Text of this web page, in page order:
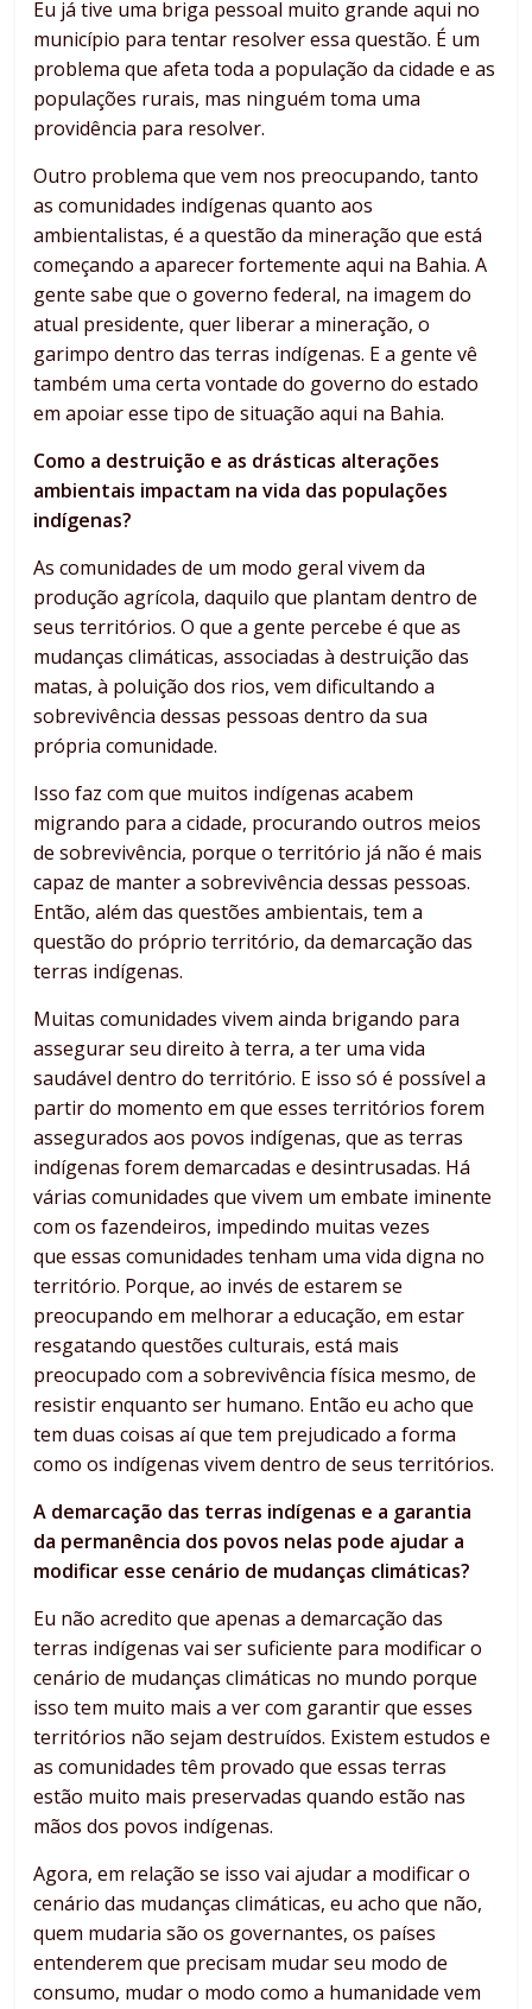
Eu já tive uma briga pessoal muito grande aqui no
município para tentar resolver essa questão. É um
problema que afeta toda a população da cidade e as
populações rurais, mas ninguém toma uma
providência para resolver.
Outro problema que vem nos preocupando, tanto
as comunidades indígenas quanto aos
ambientalistas, é a questão da mineração que está
começando a aparecer fortemente aqui na Bahia. A
gente sabe que o governo federal, na imagem do
atual presidente, quer liberar a mineração, o
garimpo dentro das terras indígenas. E a gente vê
também uma certa vontade do governo do estado
em apoiar esse tipo de situação aqui na Bahia.
Como a destruição e as drásticas alterações
ambientais impactam na vida das populações
indígenas?
As comunidades de um modo geral vivem da
produção agrícola, daquilo que plantam dentro de
seus territórios. O que a gente percebe é que as
mudanças climáticas, associadas à destruição das
matas, à poluição dos rios, vem dificultando a
sobrevivência dessas pessoas dentro da sua
própria comunidade.
Isso faz com que muitos indígenas acabem
migrando para a cidade, procurando outros meios
de sobrevivência, porque o território já não é mais
capaz de manter a sobrevivência dessas pessoas.
Então, além das questões ambientais, tem a
questão do próprio território, da demarcação das
terras indígenas.
Muitas comunidades vivem ainda brigando para
assegurar seu direito à terra, a ter uma vida
saudável dentro do território. E isso só é possível a
partir do momento em que esses territórios forem
assegurados aos povos indígenas, que as terras
indígenas forem demarcadas e desintrusadas. Há
várias comunidades que vivem um embate iminente
com os fazendeiros, impedindo muitas vezes
que essas comunidades tenham uma vida digna no
território. Porque, ao invés de estarem se
preocupando em melhorar a educação, em estar
resgatando questões culturais, está mais
preocupado com a sobrevivência física mesmo, de
resistir enquanto ser humano. Então eu acho que
tem duas coisas aí que tem prejudicado a forma
como os indígenas vivem dentro de seus territórios.
A demarcação das terras indígenas e a garantia
da permanência dos povos nelas pode ajudar a
modificar esse cenário de mudanças climáticas?
Eu não acredito que apenas a demarcação das
terras indígenas vai ser suficiente para modificar o
cenário de mudanças climáticas no mundo porque
isso tem muito mais a ver com garantir que esses
territórios não sejam destruídos. Existem estudos e
as comunidades têm provado que essas terras
estão muito mais preservadas quando estão nas
mãos dos povos indígenas.
Agora, em relação se isso vai ajudar a modificar o
cenário das mudanças climáticas, eu acho que não,
quem mudaria são os governantes, os países
entenderem que precisam mudar seu modo de
consumo, mudar o modo como a humanidade vem